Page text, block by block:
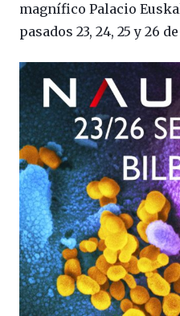
magnífico Palacio
pasados 23, 24, 25 y 26